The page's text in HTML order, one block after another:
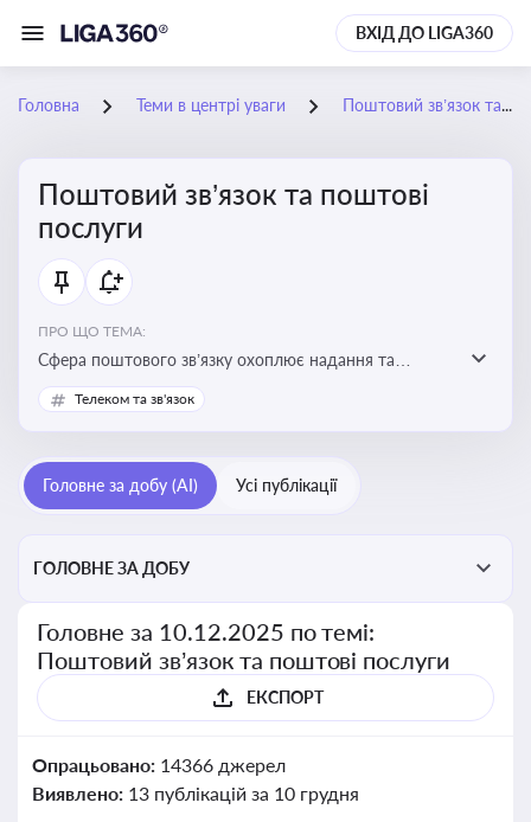
ВХІД ДО LIGA360
Головна Теми в центрі уваги Поштовий зв’язок та поштові послуги
Поштовий зв’язок та поштові
послуги
ПРО ЩО ТЕМА:
Сфера поштового зв’язку охоплює надання та
контроль послуг поштового обслуговування, що
регулюється спеціальним законодавством. Для
ліцензійних умов, участі в державних реєстрах і
забезпечення прав споживачів.
Телеком та зв'язок
Головне за добу (AI) Усі публікації
ГОЛОВНЕ ЗА ДОБУ
Головне за 10.12.2025 по темі:
Поштовий зв’язок та поштові послуги
ЕКСПОРТ
Опрацьовано: 14366 джерел
Виявлено: 13 публікацій за 10 грудня